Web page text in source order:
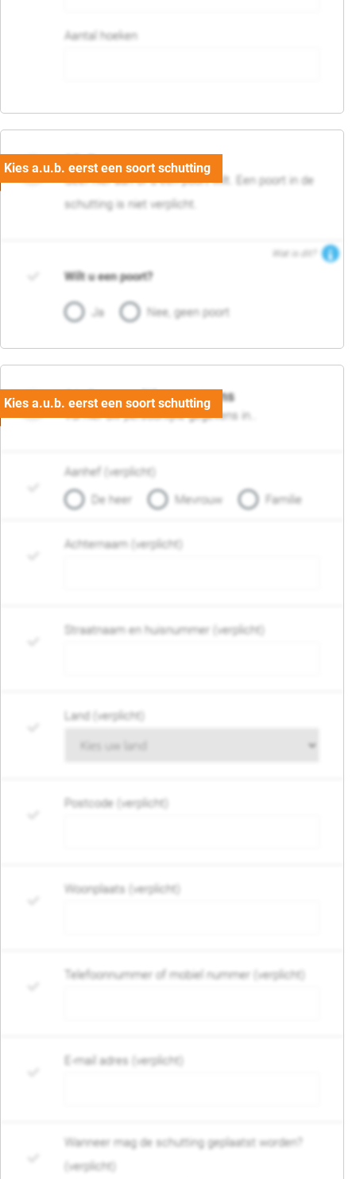
Aantal hoeken
05. Poort
Geef hier aan of u een poort wilt. Een poort in de
schutting is niet verplicht.
Wat is dit?
Wilt u een poort?
Ja Nee, geen poort
06. Persoonlijke gegevens
Vul hier uw persoonlijke gegevens in..
Aanhef (verplicht)
De heer
Mevrouw Familie
Achternaam (verplicht)
Straatnaam en huisnummer (verplicht)
Land (verplicht)
Postcode (verplicht)
Woonplaats (verplicht)
Telefoonnummer of mobiel nummer (verplicht)
E-mail adres (verplicht)
Wanneer mag de schutting geplaatst worden?
(verplicht)